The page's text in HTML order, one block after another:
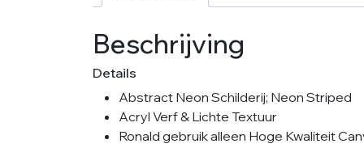
Beschrijving
Details
Abstract Neon Schilderij; Neon Striped
Acryl Verf & Lichte Textuur
Ronald gebruik alleen Hoge Kwaliteit